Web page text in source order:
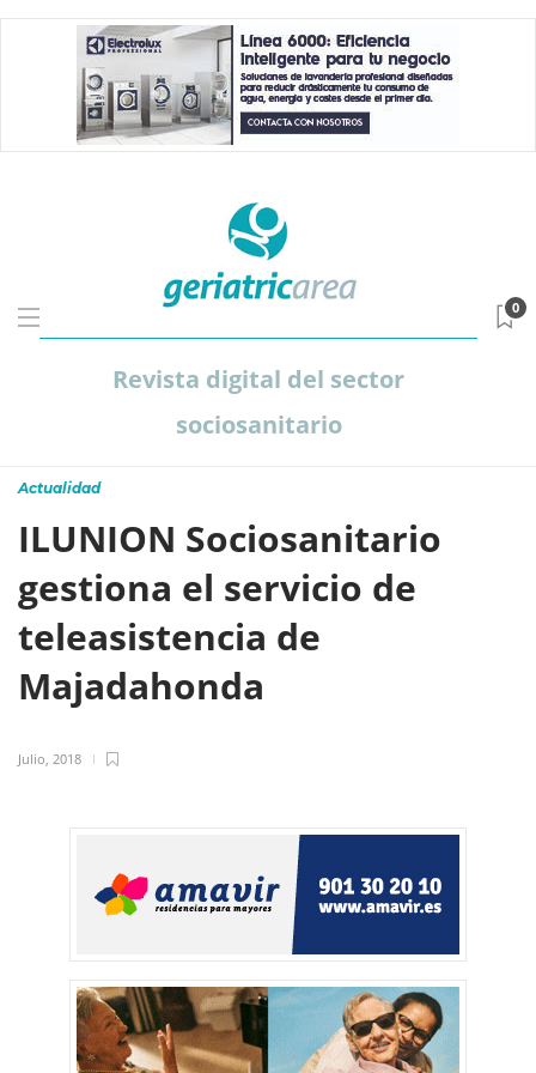
Revista digital del sector
sociosanitario
0
Actualidad
ILUNION Sociosanitario
gestiona el servicio de
teleasistencia de
Majadahonda
Julio, 2018